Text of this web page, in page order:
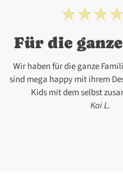
Für die
Wir haben für die ganze
sind mega happy mit ihrem
Kids mit dem selbst
Kai L.